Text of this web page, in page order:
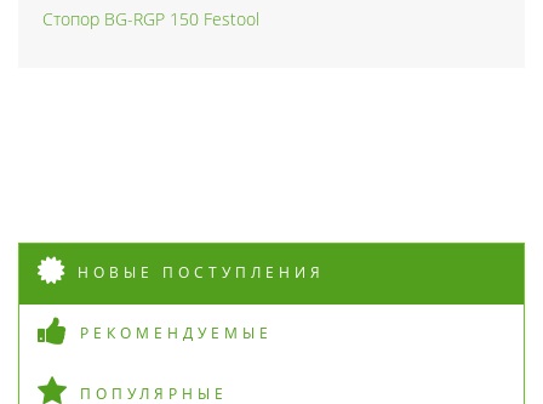
Стопор BG-RGP 150 Festool
НОВЫЕ ПОСТУПЛЕНИЯ
РЕКОМЕНДУЕМЫЕ
ПОПУЛЯРНЫЕ